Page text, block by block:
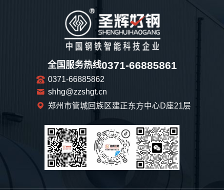
全国服务热线0371-66885861
0371-66885862
shhg@zzshgt.cn
郑州市管城回族区建正东方中心D座21层